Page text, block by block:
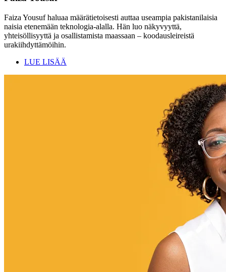
Faiza Yousuf haluaa määrätietoisesti auttaa useampia pakistanilaisia
naisia etenemään teknologia-alalla. Hän luo näkyvyyttä,
yhteisöllisyyttä ja osallistamista maassaan – koodausleireistä
urakiihdyttämöihin.
LUE LISÄÄ